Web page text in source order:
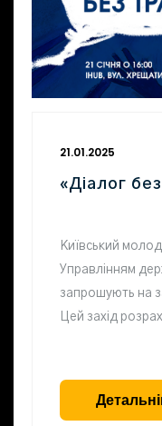
21.01.2025
«Діалог
Київський
Управлінням
запрошують на
Цей захід